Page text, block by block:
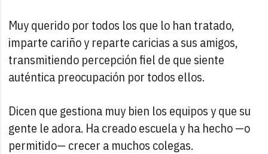
Muy querido por todos los que lo han tratado,
imparte cariño y reparte caricias a sus amigos,
transmitiendo percepción fiel de que siente
auténtica preocupación por todos ellos.
Dicen que gestiona muy bien los equipos y que su
gente le adora. Ha creado escuela y ha hecho —o
permitido— crecer a muchos colegas.